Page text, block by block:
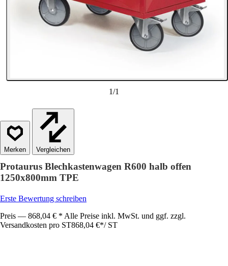
1/1
Vergleichen
Protaurus Blechkastenwagen R600 halb offen
1250x800mm TPE
Erste Bewertung schreiben
Preis — 868,04 € * Alle Preise inkl. MwSt. und ggf. zzgl.
Versandkosten pro ST868,04 €*/ ST